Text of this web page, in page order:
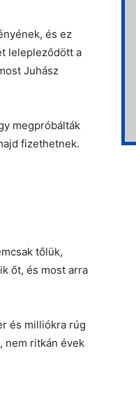
és ez
lelepleződött a
Juhász
megpróbálták
fizethetnek.
tőlük,
őt, és most arra
és milliókra rúg
nem ritkán évek